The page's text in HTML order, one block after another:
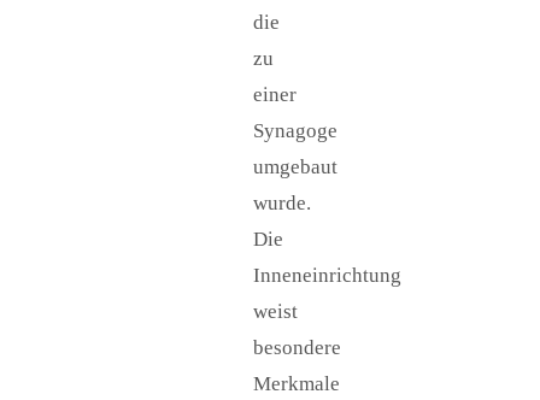
die
zu
einer
Synagoge
umgebaut
wurde.
Die
Inneneinrichtung
weist
besondere
Merkmale